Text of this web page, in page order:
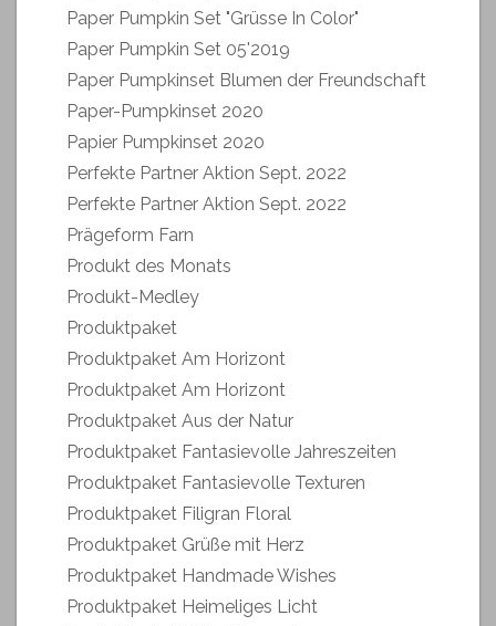
Paper Pumpkin Set "Grüsse In Color"
Paper Pumpkin Set 05'2019
Paper Pumpkinset Blumen der Freundschaft
Paper-Pumpkinset 2020
Papier Pumpkinset 2020
Perfekte Partner Aktion Sept. 2022
Perfekte Partner Aktion Sept. 2022
Prägeform Farn
Produkt des Monats
Produkt-Medley
Produktpaket
Produktpaket Am Horizont
Produktpaket Am Horizont
Produktpaket Aus der Natur
Produktpaket Fantasievolle Jahreszeiten
Produktpaket Fantasievolle Texturen
Produktpaket Filigran Floral
Produktpaket Grüße mit Herz
Produktpaket Handmade Wishes
Produktpaket Heimeliges Licht